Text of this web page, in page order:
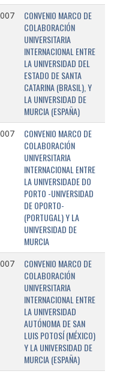
CONVENIO MARCO DE
COLABORACIÓN
UNIVERSITARIA
INTERNACIONAL ENTRE
LA UNIVERSIDAD DEL
ESTADO DE SANTA
CATARINA (BRASIL), Y
LA UNIVERSIDAD DE
MURCIA (ESPAÑA)
CONVENIO MARCO DE
COLABORACIÓN
UNIVERSITARIA
INTERNACIONAL ENTRE
LA UNIVERSIDADE DO
PORTO -UNIVERSIDAD
DE OPORTO-
(PORTUGAL) Y LA
UNIVERSIDAD DE
MURCIA
CONVENIO MARCO DE
COLABORACIÓN
UNIVERSITARIA
INTERNACIONAL ENTRE
LA UNIVERSIDAD
AUTÓNOMA DE SAN
LUIS POTOSÍ (MÉXICO)
Y LA UNIVERSIDAD DE
MURCIA (ESPAÑA)